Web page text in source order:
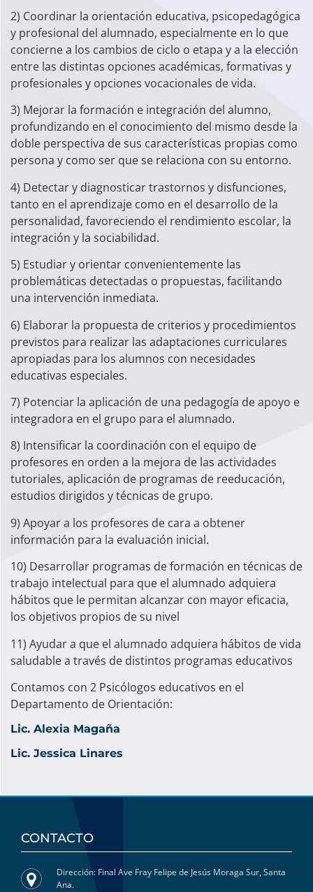
2) Coordinar la orientación educativa, psicopedagógica
y profesional del alumnado, especialmente en lo que
concierne a los cambios de ciclo o etapa y a la elección
entre las distintas opciones académicas, formativas y
profesionales y opciones vocacionales de vida.
3) Mejorar la formación e integración del alumno,
profundizando en el conocimiento del mismo desde la
doble perspectiva de sus características propias como
persona y como ser que se relaciona con su entorno.
4) Detectar y diagnosticar trastornos y disfunciones,
tanto en el aprendizaje como en el desarrollo de la
personalidad, favoreciendo el rendimiento escolar, la
integración y la sociabilidad.
5) Estudiar y orientar convenientemente las
problemáticas detectadas o propuestas, facilitando
una intervención inmediata.
6) Elaborar la propuesta de criterios y procedimientos
previstos para realizar las adaptaciones curriculares
apropiadas para los alumnos con necesidades
educativas especiales.
7) Potenciar la aplicación de una pedagogía de apoyo e
integradora en el grupo para el alumnado.
8) Intensificar la coordinación con el equipo de
profesores en orden a la mejora de las actividades
tutoriales, aplicación de programas de reeducación,
estudios dirigidos y técnicas de grupo.
9) Apoyar a los profesores de cara a obtener
información para la evaluación inicial.
10) Desarrollar programas de formación en técnicas de
trabajo intelectual para que el alumnado adquiera
hábitos que le permitan alcanzar con mayor eficacia,
los objetivos propios de su nivel
11) Ayudar a que el alumnado adquiera hábitos de vida
saludable a través de distintos programas educativos
Contamos con 2 Psicólogos educativos en el
Departamento de Orientación:
Lic. Alexia Magaña
Lic. Jessica Linares
CONTACTO
Dirección: Final Ave Fray Felipe de Jesús Moraga Sur, Santa
Ana.